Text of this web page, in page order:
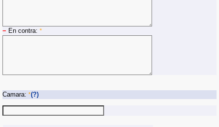
− En contra: *
Camara: *(?)